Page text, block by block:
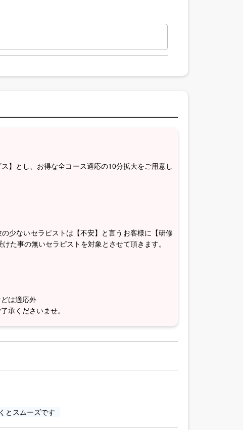
】とし、お得な全コース適応の10分拡大をご用意し
少ないセラピストは【不安】と言うお客様に【研修
た事の無いセラピストを対象とさせて頂きます。
は適応外
承くださいませ。
とスムーズです